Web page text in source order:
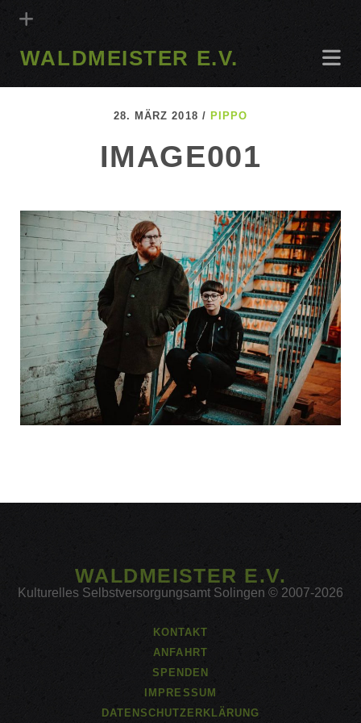
WALDMEISTER E.V.
28. MÄRZ 2018 / PIPPO
IMAGE001
WALDMEISTER E.V.
Kulturelles Selbstversorgungsamt Solingen © 2007-2026
KONTAKT
ANFAHRT
SPENDEN
IMPRESSUM
DATENSCHUTZERKLÄRUNG